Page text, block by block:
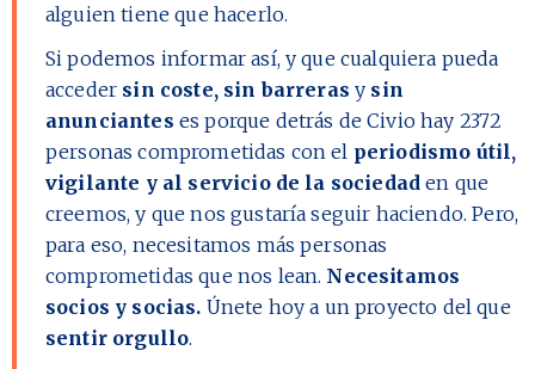
alguien tiene que hacerlo.
Si podemos informar así, y que cualquiera pueda
acceder sin coste, sin barreras y sin
anunciantes es porque detrás de Civio hay 2372
personas comprometidas con el periodismo útil,
vigilante y al servicio de la sociedad en que
creemos, y que nos gustaría seguir haciendo. Pero,
para eso, necesitamos más personas
comprometidas que nos lean. Necesitamos
socios y socias. Únete hoy a un proyecto del que
sentir orgullo.